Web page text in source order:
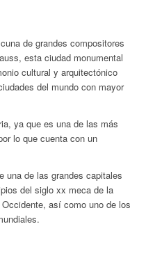
de grandes compositores
esta ciudad monumental
cultural y arquitectónico
del mundo con mayor
ya que es una de las más
lo que cuenta con un
una de las grandes capitales
del siglo xx meca de la
así como uno de los